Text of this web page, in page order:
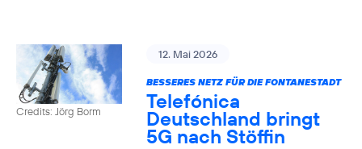
Credits: Jörg Borm
12. Mai 2026
BESSERES NETZ FÜR DIE FONTANESTADT
Telefónica
Deutschland bringt
5G nach Stöffin